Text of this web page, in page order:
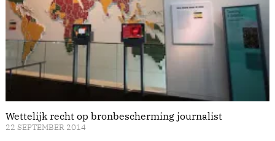
Wettelijk recht op bronbescherming journalist
22 SEPTEMBER 2014